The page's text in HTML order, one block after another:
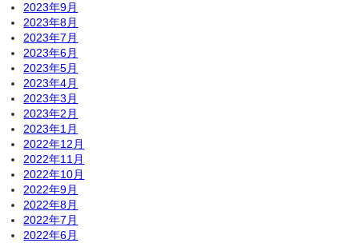
2023年9月
2023年8月
2023年7月
2023年6月
2023年5月
2023年4月
2023年3月
2023年2月
2023年1月
2022年12月
2022年11月
2022年10月
2022年9月
2022年8月
2022年7月
2022年6月